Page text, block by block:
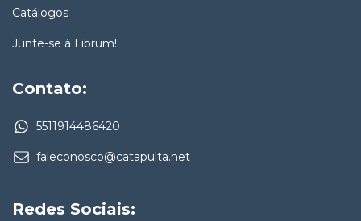
Catálogos
Junte-se à Librum!
Contato:
5511914486420
faleconosco@catapulta.net
Redes Sociais: